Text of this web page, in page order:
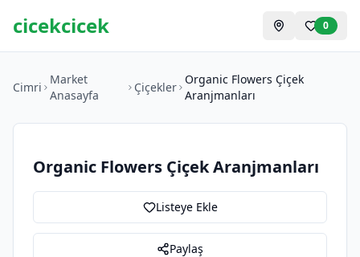
cicekcicek 0
Cimri
Market
Anasayfa
Çiçekler
Organic Flowers Çiçek
Aranjmanları
Organic Flowers Çiçek Aranjmanları
Listeye Ekle
Paylaş